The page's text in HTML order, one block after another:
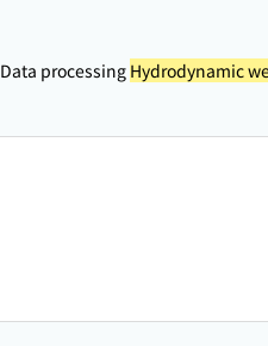
processingHydrodynamic